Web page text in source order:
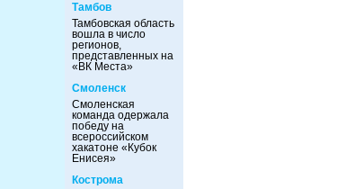
Тамбов
Тамбовская область
вошла в число
регионов,
представленных на
«ВК Места»
Смоленск
Смоленская
команда одержала
победу на
всероссийском
хакатоне «Кубок
Енисея»
Кострома